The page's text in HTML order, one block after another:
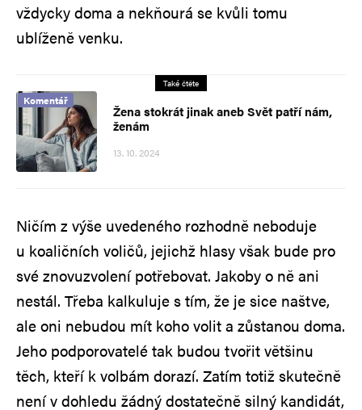
vždycky doma a nekňourá se kvůli tomu
ublíženě venku.
Také čtěte
Komentář
Žena stokrát jinak aneb Svět patří nám,
ženám
13. 10. 2024
Ničím z výše uvedeného rozhodně neboduje
u koaličních voličů, jejichž hlasy však bude pro
své znovuzvolení potřebovat. Jakoby o ně ani
nestál. Třeba kalkuluje s tím, že je sice naštve,
ale oni nebudou mít koho volit a zůstanou doma.
Jeho podporovatelé tak budou tvořit většinu
těch, kteří k volbám dorazí. Zatím totiž skutečně
není v dohledu žádný dostatečně silný kandidát,